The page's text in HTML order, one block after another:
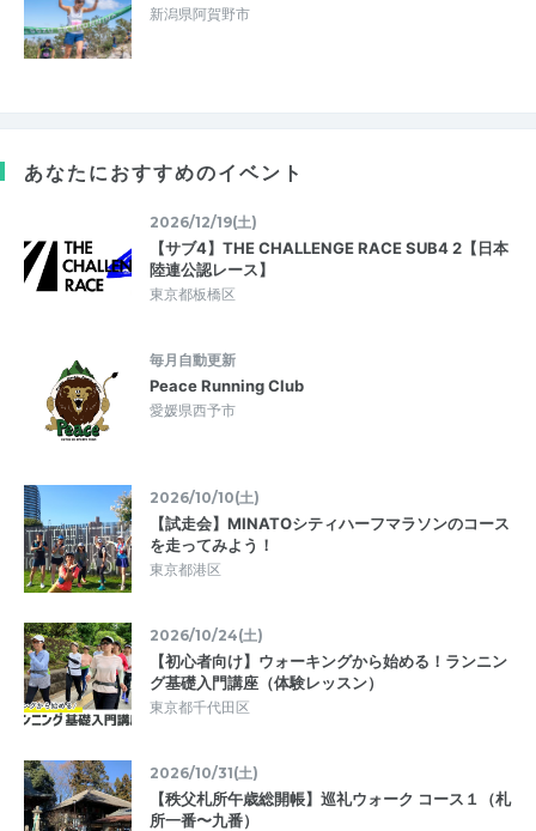
新潟県阿賀野市
あなたにおすすめのイベント
2026/12/19(土)
【サブ4】THE CHALLENGE RACE SUB4 2【日本
陸連公認レース】
東京都板橋区
毎月自動更新
Peace Running Club
愛媛県西予市
2026/10/10(土)
【試走会】MINATOシティハーフマラソンのコース
を走ってみよう！
東京都港区
2026/10/24(土)
【初心者向け】ウォーキングから始める！ランニン
グ基礎入門講座（体験レッスン）
東京都千代田区
2026/10/31(土)
【秩父札所午歳総開帳】巡礼ウォーク コース１（札
所一番〜九番）